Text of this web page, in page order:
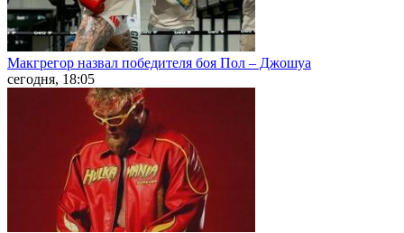
Макгрегор назвал победителя боя Пол – Джошуа
сегодня, 18:05